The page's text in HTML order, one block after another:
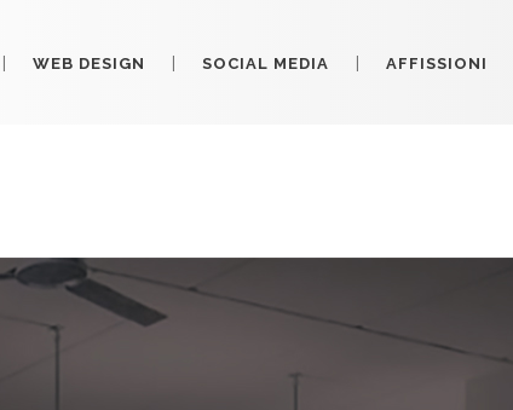
WEB DESIGN SOCIAL MEDIA AFFISSIONI